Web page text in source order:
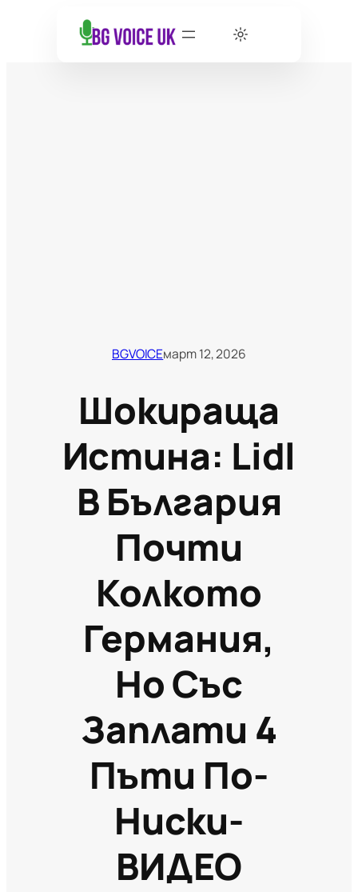
BGVOICEмарт 12, 2026
Шокираща
Истина: Lidl
В България
Почти
Колкото
Германия,
Но Със
Заплати 4
Пъти По-
Ниски-
ВИДЕО